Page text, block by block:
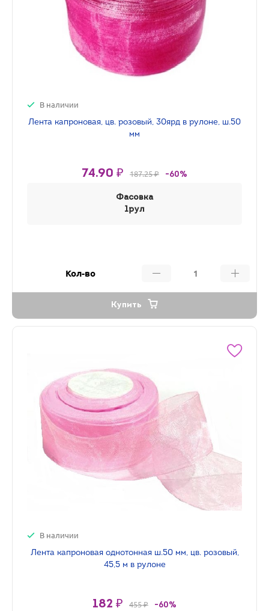
В наличии
Лента капроновая, цв. розовый, 30ярд в рулоне, ш.50
мм
74.90 ₽ 187.25 ₽ -60%
Фасовка
1рул
Кол-во
Купить
В наличии
Лента капроновая однотонная ш.50 мм, цв. розовый,
45,5 м в рулоне
182 ₽ 455 ₽ -60%